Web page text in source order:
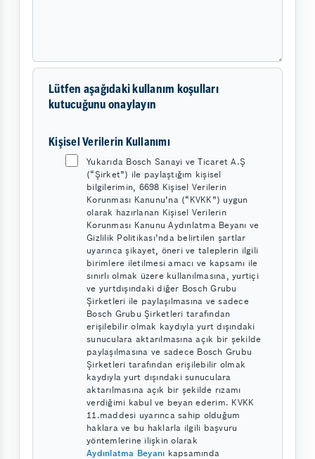
Lütfen aşağıdaki kullanım koşulları
kutucuğunu onaylayın
Kişisel Verilerin Kullanımı
Yukarıda Bosch Sanayi ve Ticaret A.Ş
(“Şirket”) ile paylaştığım kişisel
bilgilerimin, 6698 Kişisel Verilerin
Korunması Kanunu’na (“KVKK”) uygun
olarak hazırlanan Kişisel Verilerin
Korunması Kanunu Aydınlatma Beyanı ve
Gizlilik Politikası’nda belirtilen şartlar
uyarınca şikayet, öneri ve taleplerin ilgili
birimlere iletilmesi amacı ve kapsamı ile
sınırlı olmak üzere kullanılmasına, yurtiçi
ve yurtdışındaki diğer Bosch Grubu
Şirketleri ile paylaşılmasına ve sadece
Bosch Grubu Şirketleri tarafından
erişilebilir olmak kaydıyla yurt dışındaki
sunuculara aktarılmasına açık bir şekilde
paylaşılmasına ve sadece Bosch Grubu
Şirketleri tarafından erişilebilir olmak
kaydıyla yurt dışındaki sunuculara
aktarılmasına açık bir şekilde rızamı
verdiğimi kabul ve beyan ederim. KVKK
11.maddesi uyarınca sahip olduğum
haklara ve bu haklarla ilgili başvuru
yöntemlerine ilişkin olarak
Aydınlatma Beyanı kapsamında